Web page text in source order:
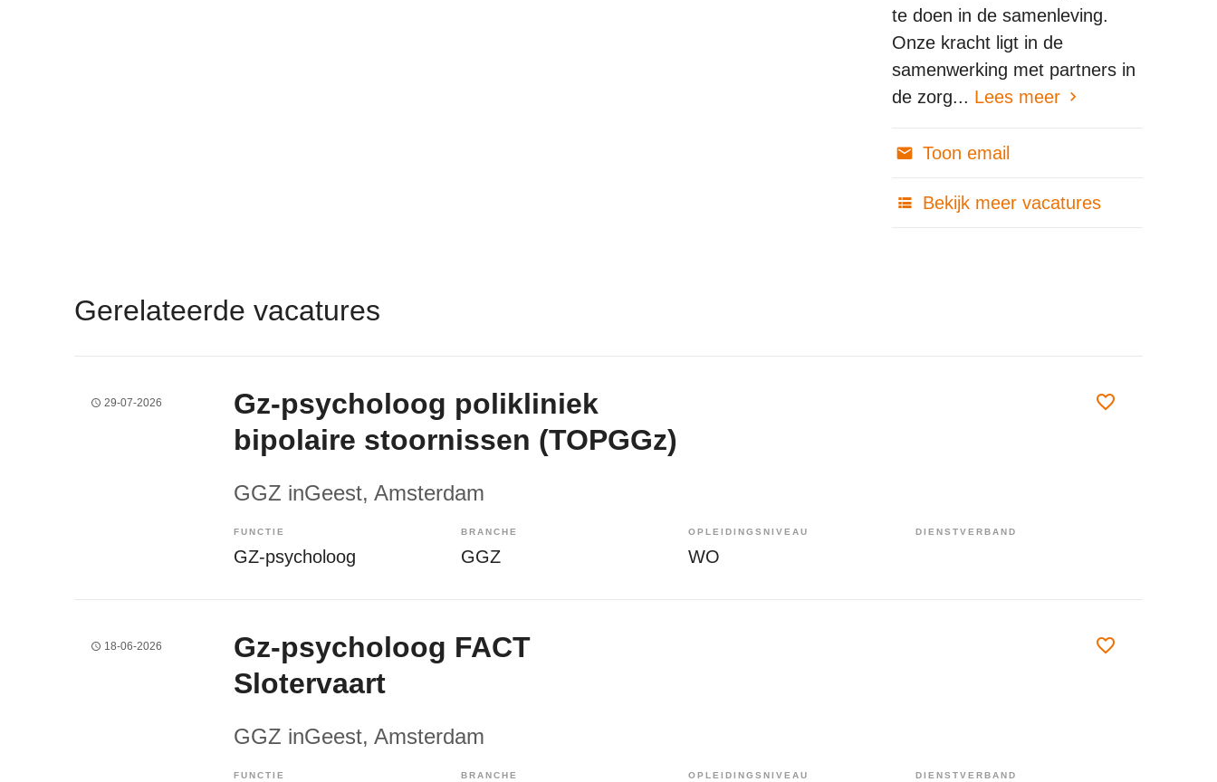
te doen in de samenleving.
Onze kracht ligt in de
samenwerking met partners in
de zorg... Lees meer
Toon email
Bekijk meer vacatures
Gerelateerde vacatures
29-07-2026
Gz-psycholoog polikliniek
bipolaire stoornissen (TOPGGz)
GGZ inGeest, Amsterdam
FUNCTIE
GZ-psycholoog
BRANCHE
GGZ
OPLEIDINGSNIVEAU
WO
DIENSTVERBAND
18-06-2026
Gz-psycholoog FACT
Slotervaart
GGZ inGeest, Amsterdam
FUNCTIE BRANCHE OPLEIDINGSNIVEAU DIENSTVERBAND